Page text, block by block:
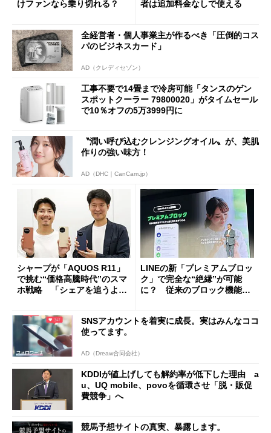
けファンなら乗り切れる？ 者は追加料金なしで使える
全経営者・個人事業主が作るべき「圧倒的コス
パのビジネスカード」
AD（クレディセゾン）
工事不要で14畳まで冷房可能「タンスのゲン
スポットクーラー 79800020」がタイムセール
で10％オフの5万3999円に
〝潤い呼び込むクレンジングオイル〟が、美肌
作りの強い味方！
AD（DHC｜CanCam.jp）
シャープが「AQUOS R11」
で挑む“価格高騰時代”のスマ
ホ戦略 「シェアを追うより
LINEの新「プレミアムブロッ
ク」で完全な“絶縁”が可能
に？ 従来のブロック機能と
SNSアカウントを着実に成長。実はみんなココ
使ってます。
AD（Dreaw合同会社）
KDDIが値上げしても解約率が低下した理由 a
u、UQ mobile、povoを循環させ「脱・販促
費競争」へ
競馬予想サイトの真実、暴露します。